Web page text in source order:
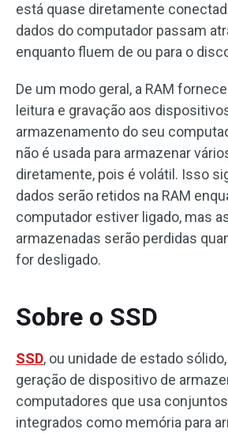
está quase diretamente
dados do computador passam
enquanto fluem de ou para o
De um modo geral, a RAM
leitura e gravação aos
armazenamento do seu
não é usada para armazenar
diretamente, pois é volátil. Isso
dados serão retidos na RAM
computador estiver ligado, mas
armazenadas serão perdidas
for desligado.
Sobre o SSD
SSD, ou unidade de estado
geração de dispositivo de
computadores que usa
integrados como memória para